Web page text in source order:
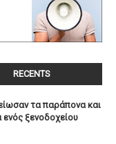
RECENTS
τα παράπονα και
ξενοδοχείου